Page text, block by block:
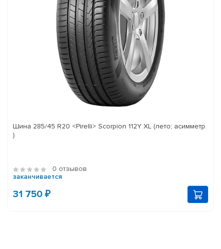
Шина 285/45 R20 <Pirelli> Scorpion 112Y XL (лето; асимметр.
)
0 отзывов
заканчивается
31 750 ₽